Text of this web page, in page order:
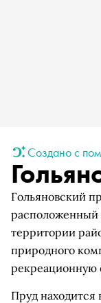
Создано с
Гольяновский
расположенный
территории
природного
рекреационную
Пруд находится